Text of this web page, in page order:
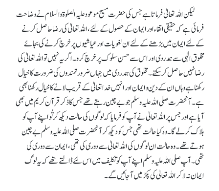
لیکن اللہ تعالیٰ فرماتا ہے جس کی حضرت مسیح موعود علیہ الصلوۃ والسلام نے وضاحت
فرمائی ہے کہ حقیقی اتقاء اور ایمان کے حصول کے لئے، اللہ تعالیٰ کی رضا حاصل کرنے
کے لئے ایمان میں بڑھنے کے لئے ان لغویات اور عیاشیوں پر خرچ کرنے کی بجائے
مخلوق الٰہی سے ہمدردی اور اس سے حسن سلوک پر خرچ کرو۔ اگر یہ نہیں تو اللہ تعالیٰ کی
رضا نہیں حاصل کر سکتے۔ مخلوق کی ہمدردی میں جہاں ضرورتمندوں کی ضرورت کا خیال
رکھنا ہے وہاں ان کے دین و ایمان اور انہیں خدا تعالیٰ کے قریب لانے کا خیال رکھنا بھی
ہے۔ آنحضرت صلی اللہ علیہ وسلم جو بے چین رہتے تھے جس کا ذکر قرآن کریم میں بھی
آیا ہے اور جس پر اللہ تعالیٰ نے آپ کو فرمایا کہ لوگوں کی حالت دیکھ کر تُو اپنے آپ کو
ہلاک کر لے گا۔ وہ کیا حالت تھی جس کو دیکھ کر آنحضرت صلی اللہ علیہ وسلم بے چین
ہوتے تھے۔ وہ حالت ان لوگوں کی اللہ تعالیٰ سے دوری کی تھی، ایمان سے دوری کی
تھی۔ آپ صلی اللہ علیہ وسلم اپنے آپ کوتکلیف میں اس لئے ڈالتے تھے کہ یہ لوگ
ایمان نہ لا کر اللہ تعالیٰ کی پکڑ میں آ جائیں گے۔